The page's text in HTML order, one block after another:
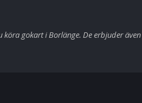
gokart i Borlänge. De erbjuder